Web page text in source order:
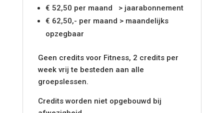
€ 52,50 per maand > jaarabonnement
€ 62,50,- per maand > maandelijks
opzegbaar
Geen credits voor Fitness, 2 credits per
week vrij te besteden aan alle
groepslessen.
Credits worden niet opgebouwd bij